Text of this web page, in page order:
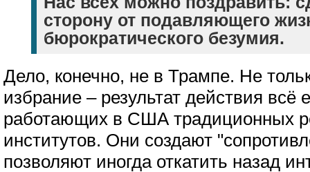
сторону от подавляющего
бюрократического безумия.
Дело, конечно, не в Трампе. Не
избрание – результат действия всё
работающих в США традиционных
институтов. Они создают
позволяют иногда откатить назад